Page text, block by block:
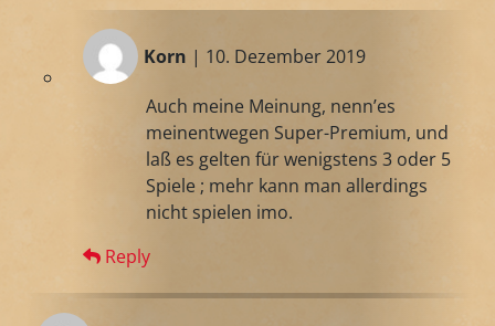
Korn | 10. Dezember 2019
Auch meine Meinung, nenn’es
meinentwegen Super-Premium, und
laß es gelten für wenigstens 3 oder 5
Spiele ; mehr kann man allerdings
nicht spielen imo.
Reply